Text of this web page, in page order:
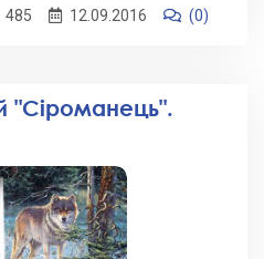
485 12.09.2016 (0)
"Сіроманець".